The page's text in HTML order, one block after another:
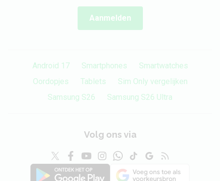
Aanmelden
Android 17 Smartphones
Smartwatches
Oordopjes
Tablets
Sim Only vergelijken
Samsung S26
Samsung S26 Ultra
Volg ons via